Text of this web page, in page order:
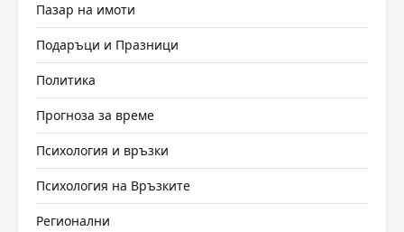
Пазар на имоти
Подаръци и Празници
Политика
Прогноза за време
Психология и връзки
Психология на Връзките
Регионални